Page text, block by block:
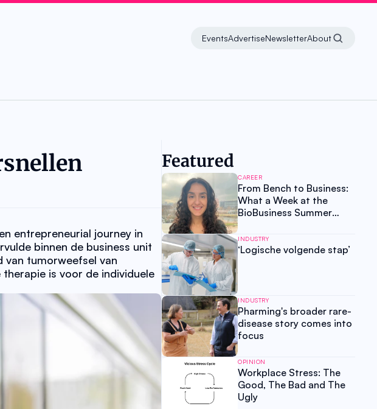
EventsAdvertiseNewsletterAbout
entrepreneurial journey in
binnen de business unit
van tumorweefsel van
is voor de individuele
Featured
CAREER
From Bench to Business:
What a Week at the
BioBusiness Summer
My Own Value
INDUSTRY
‘Logische volgende stap’
INDUSTRY
Pharming's broader rare-
disease story comes into
focus
OPINION
Workplace Stress: The
Good, The Bad and The
Ugly